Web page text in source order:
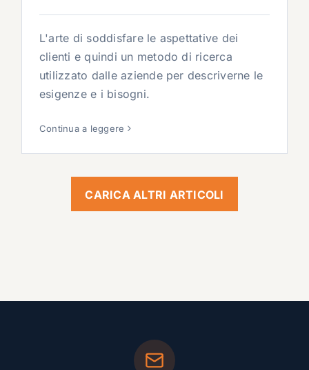
L'arte di soddisfare le aspettative dei
clienti e quindi un metodo di ricerca
utilizzato dalle aziende per descriverne le
esigenze e i bisogni.
Continua a leggere
CARICA ALTRI ARTICOLI